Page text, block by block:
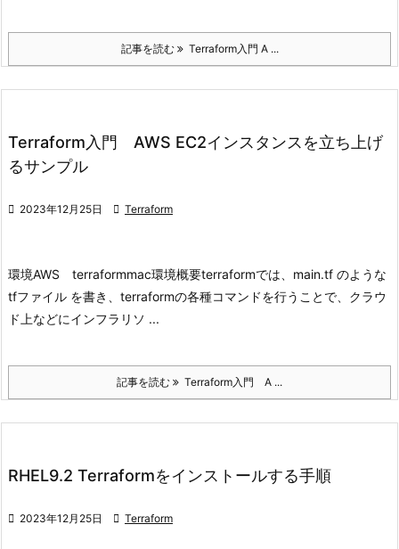
記事を読む Terraform入門 A ...
Terraform入門 AWS EC2インスタンスを立ち上げ
るサンプル
 2023年12月25日  Terraform
環境AWS terraformmac環境概要terraformでは、main.tf のような
tfファイル を書き、terraformの各種コマンドを行うことで、クラウ
ド上などにインフラリソ ...
記事を読む Terraform入門 A ...
RHEL9.2 Terraformをインストールする手順
 2023年12月25日  Terraform